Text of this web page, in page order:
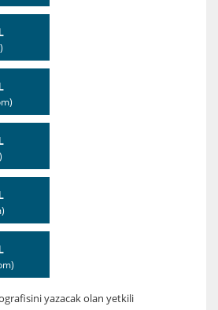
yazacak olan yetkili